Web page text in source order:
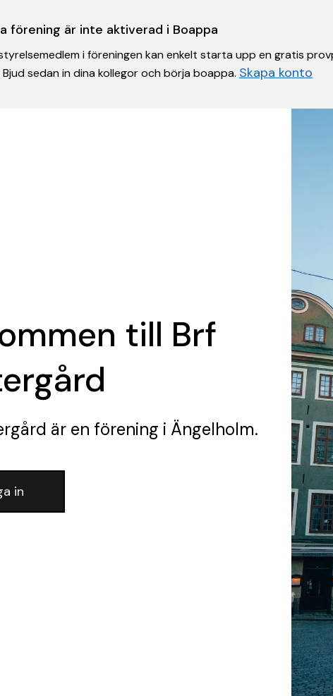
förening är inte aktiverad i Boappa
i föreningen kan enkelt starta upp en gratis
sedan in dina kollegor och börja boappa. Skapa konto
till Brf
är en förening i Ängelholm.
in